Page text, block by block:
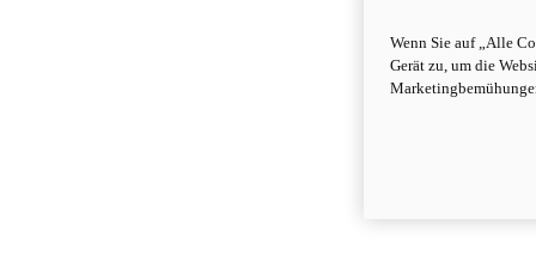
Wenn Sie auf „Alle
Gerät zu, um die